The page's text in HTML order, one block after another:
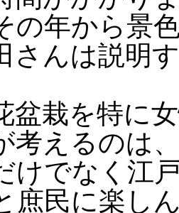
の年から景
さんは説明
栽を特に
考えるのは
けでなく江
庶民に楽し